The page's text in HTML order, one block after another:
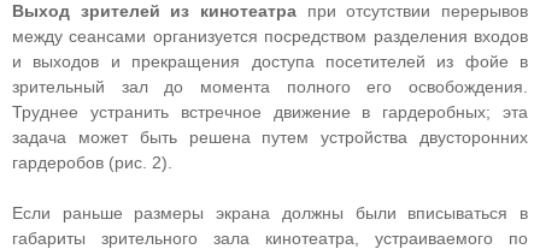
Выход зрителей из кинотеатра при отсутствии перерывов
между сеансами организуется посредством разделения входов
и выходов и прекращения доступа посетителей из фойе в
зрительный зал до момента полного его освобождения.
Труднее устранить встречное движение в гардеробных; эта
задача может быть решена путем устройства двусторонних
гардеробов (рис. 2).
Если раньше размеры экрана должны были вписываться в
габариты зрительного зала кинотеатра, устраиваемого по